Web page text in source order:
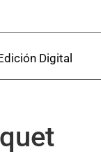
Digital